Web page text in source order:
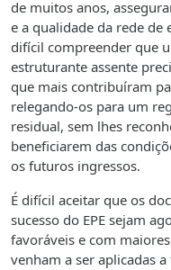
de muitos anos,
e a qualidade da rede de
difícil compreender que
estruturante assente
que mais contribuíram
relegando-os para um
residual, sem lhes
beneficiarem das
os futuros ingressos.
É difícil aceitar que os
sucesso do EPE sejam
favoráveis e com
venham a ser aplicadas